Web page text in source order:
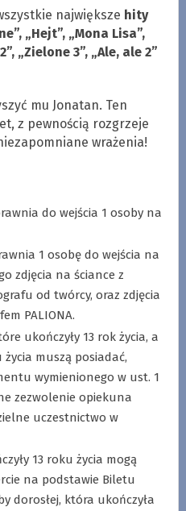
największe hity
„Hejt”, „Mona Lisa”,
„Zielone 3”, „Ale, ale 2”
mu Jonatan. Ten
z pewnością rozgrzeje
wrażenia!
do wejścia 1 osoby na
1 osobę do wejścia na
zdjęcia na ściance z
od twórcy, oraz zdjęcia
PALIONA.
ukończyły 13 rok życia, a
życia muszą posiadać,
wymienionego w ust. 1
zezwolenie opiekuna
uczestnictwo w
13 roku życia mogą
na podstawie Biletu
dorosłej, która ukończyła